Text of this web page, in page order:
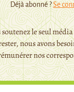
Déjà abonné ?Se
le seul
nous avons
nos